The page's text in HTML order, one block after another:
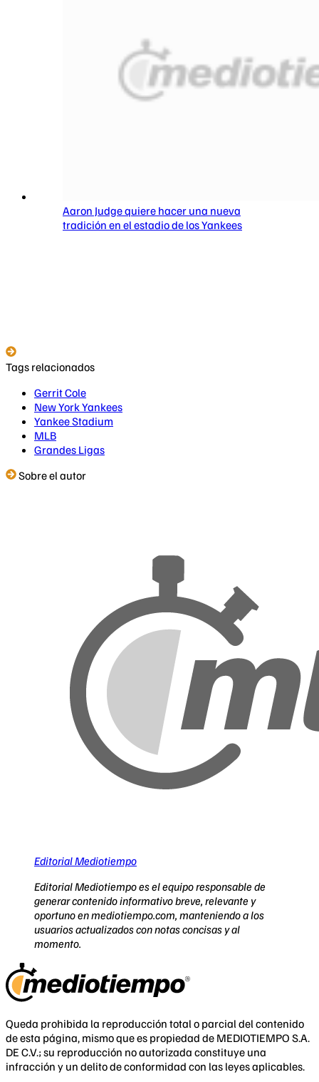
Aaron Judge quiere hacer una nueva
tradición en el estadio de los Yankees
Tags relacionados
Gerrit Cole
New York Yankees
Yankee Stadium
MLB
Grandes Ligas
Sobre el autor
Editorial Mediotiempo
Editorial Mediotiempo es el equipo responsable de
generar contenido informativo breve, relevante y
oportuno en mediotiempo.com, manteniendo a los
usuarios actualizados con notas concisas y al
momento.
Queda prohibida la reproducción total o parcial del contenido
de esta página, mismo que es propiedad de MEDIOTIEMPO S.A.
DE C.V.; su reproducción no autorizada constituye una
infracción y un delito de conformidad con las leyes aplicables.